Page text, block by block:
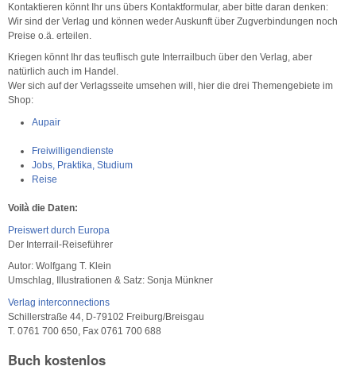
Kontaktieren könnt Ihr uns übers Kontaktformular, aber bitte daran denken:
Wir sind der Verlag und können weder Auskunft über Zugverbindungen noch
Preise o.ä. erteilen.
Kriegen könnt Ihr das teuflisch gute Interrailbuch über den Verlag, aber
natürlich auch im Handel.
Wer sich auf der Verlagsseite umsehen will, hier die drei Themengebiete im
Shop:
Aupair
Freiwilligendienste
Jobs, Praktika, Studium
Reise
Voilà die Daten:
Preiswert durch Europa
Der Interrail-Reiseführer
Autor: Wolfgang T. Klein
Umschlag, Illustrationen & Satz: Sonja Münkner
Verlag interconnections
Schillerstraße 44, D-79102 Freiburg/Breisgau
T. 0761 700 650, Fax 0761 700 688
Buch kostenlos